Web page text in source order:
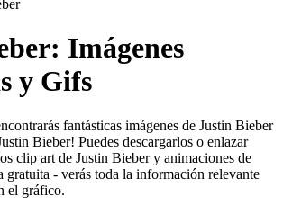
Imágenes
y Gifs
fantásticas imágenes de Justin Bieber
Bieber! Puedes descargarlos o enlazar
clip art de Justin Bieber y animaciones de
gratuita - verás toda la información relevante
el gráfico.